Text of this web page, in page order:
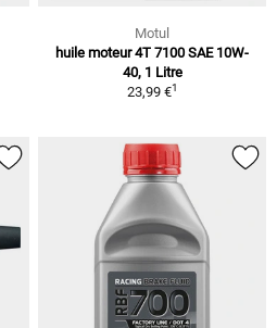
Motul
huile moteur 4T 7100 SAE 10W-
40, 1 Litre
23,99 €1